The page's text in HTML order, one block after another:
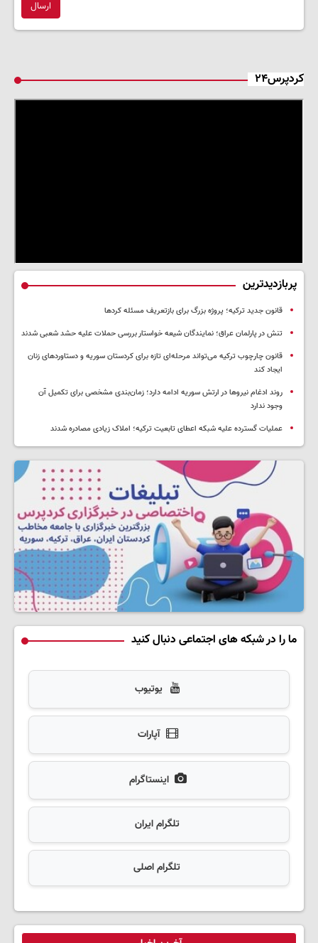
ارسال
کردپرس۲۴
پربازدیدترین
قانون جدید ترکیه؛ پروژه بزرگ‌ برای بازتعریف مسئله کردها
تنش در پارلمان عراق؛ نمایندگان شیعه خواستار بررسی حملات علیه حشد شعبی شدند
قانون چارچوب ترکیه می‌تواند مرحله‌ای تازه برای کردستان سوریه و دستاوردهای زنان
ایجاد کند
روند ادغام نیروها در ارتش سوریه ادامه دارد؛ زمان‌بندی مشخصی برای تکمیل آن
وجود ندارد
عملیات گسترده علیه شبکه اعطای تابعیت ترکیه؛ املاک زیادی مصادره شدند
ما را در شبکه های اجتماعی دنبال کنید
یوتیوب
آپارات
اینستاگرام
تلگرام ایران
تلگرام اصلی